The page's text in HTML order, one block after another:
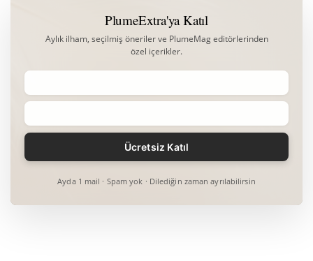
PlumeExtra'ya Katıl
Aylık ilham, seçilmiş öneriler ve PlumeMag editörlerinden
özel içerikler.
Ayda 1 mail · Spam yok · Dilediğin zaman ayrılabilirsin